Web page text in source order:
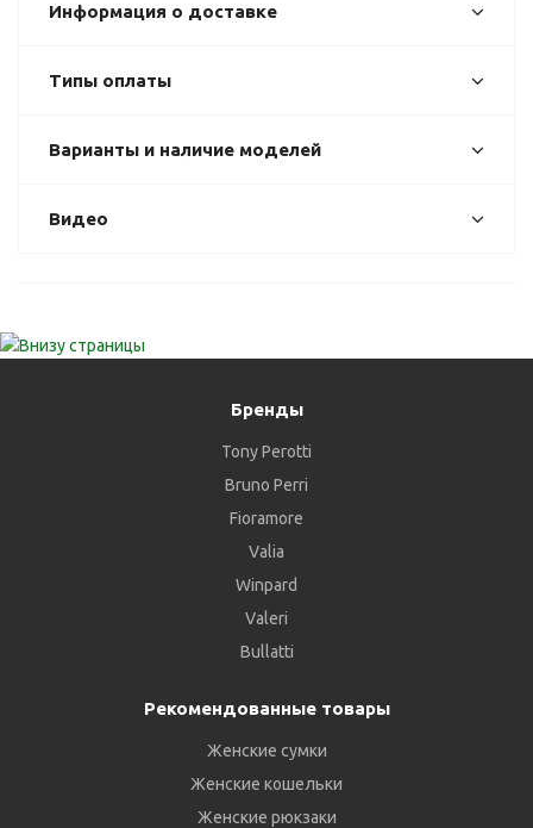
Информация о доставке
Типы оплаты
Варианты и наличие моделей
Видео
Бренды
Tony Perotti
Bruno Perri
Fioramore
Valia
Winpard
Valeri
Bullatti
Рекомендованные товары
Женские сумки
Женские кошельки
Женские рюкзаки